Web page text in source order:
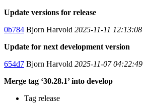
Update versions for release
0b784 Bjorn Harvold 2025-11-11 12:13:08
Update for next development version
654d7 Bjorn Harvold 2025-11-07 04:22:49
Merge tag ‘30.28.1’ into develop
Tag release